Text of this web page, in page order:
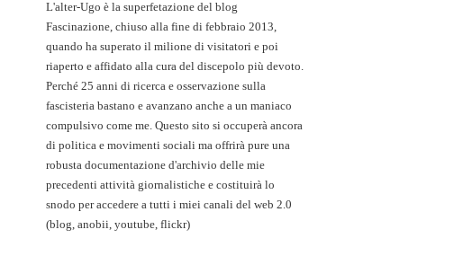
L'alter-Ugo è la superfetazione del blog
Fascinazione, chiuso alla fine di febbraio 2013,
quando ha superato il milione di visitatori e poi
riaperto e affidato alla cura del discepolo più devoto.
Perché 25 anni di ricerca e osservazione sulla
fascisteria bastano e avanzano anche a un maniaco
compulsivo come me. Questo sito si occuperà ancora
di politica e movimenti sociali ma offrirà pure una
robusta documentazione d'archivio delle mie
precedenti attività giornalistiche e costituirà lo
snodo per accedere a tutti i miei canali del web 2.0
(blog, anobii, youtube, flickr)